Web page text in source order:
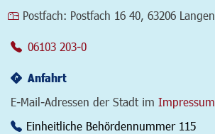
Postfach: Postfach 16 40, 63206 Langen
06103 203-0
Anfahrt
E-Mail-Adressen der Stadt im Impressum
Einheitliche Behördennummer 115